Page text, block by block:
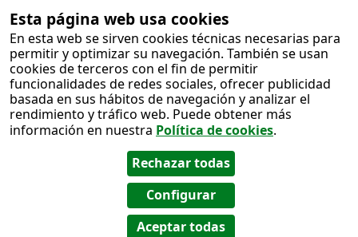
Esta página web usa cookies
En esta web se sirven cookies técnicas necesarias para
permitir y optimizar su navegación. También se usan
cookies de terceros con el fin de permitir
funcionalidades de redes sociales, ofrecer publicidad
basada en sus hábitos de navegación y analizar el
rendimiento y tráfico web. Puede obtener más
información en nuestra Política de cookies.